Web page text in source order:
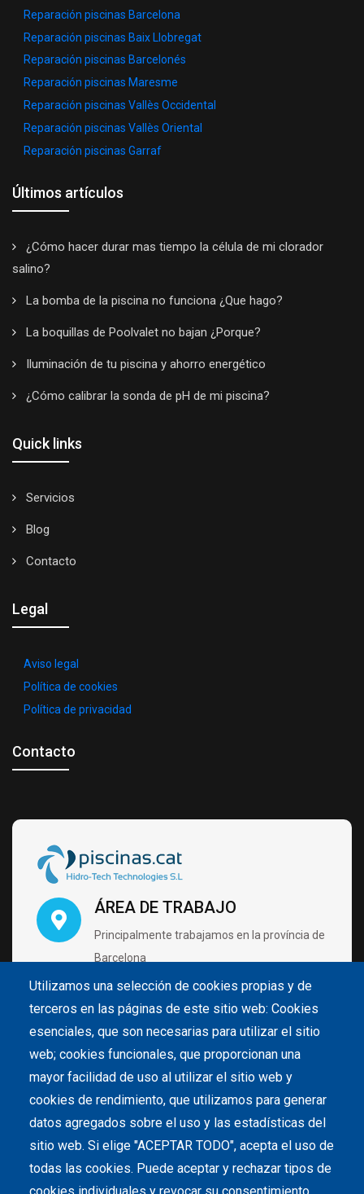
Reparación piscinas Barcelona
Reparación piscinas Baix Llobregat
Reparación piscinas Barcelonés
Reparación piscinas Maresme
Reparación piscinas Vallès Occidental
Reparación piscinas Vallès Oriental
Reparación piscinas Garraf
Últimos artículos
¿Cómo hacer durar mas tiempo la célula de mi clorador
salino?
La bomba de la piscina no funciona ¿Que hago?
La boquillas de Poolvalet no bajan ¿Porque?
Iluminación de tu piscina y ahorro energético
¿Cómo calibrar la sonda de pH de mi piscina?
Quick links
Servicios
Blog
Contacto
Legal
Aviso legal
Política de cookies
Política de privacidad
Contacto
ÁREA DE TRABAJO
Principalmente trabajamos en la província de
Barcelona
VISÍTANOS CON CITA PRÉVIA
Carrer de Pintor Velázquez 4 B2 Nave 28
LLÁMANOS
93 142 28 85
Utilizamos una selección de cookies propias y de
terceros en las páginas de este sitio web: Cookies
esenciales, que son necesarias para utilizar el sitio
web; cookies funcionales, que proporcionan una
mayor facilidad de uso al utilizar el sitio web y
cookies de rendimiento, que utilizamos para generar
datos agregados sobre el uso y las estadísticas del
sitio web. Si elige "ACEPTAR TODO", acepta el uso de
todas las cookies. Puede aceptar y rechazar tipos de